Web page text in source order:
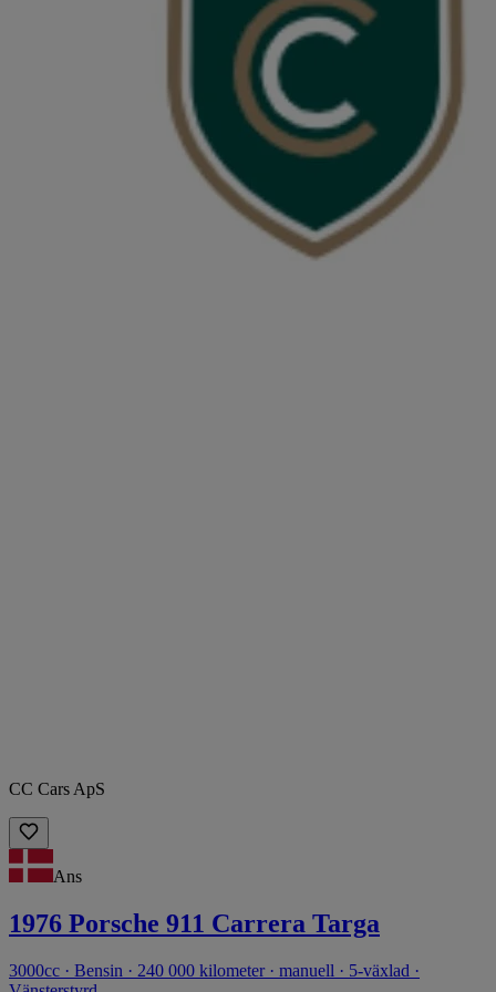
CC Cars ApS
Ans
1976 Porsche 911 Carrera Targa
3000cc · Bensin · 240 000 kilometer · manuell · 5-växlad ·